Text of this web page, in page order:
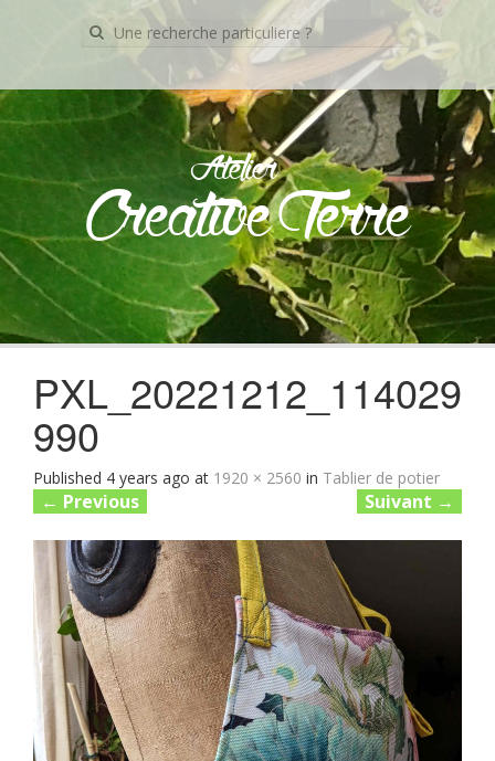
Recherche
pour:
Atelier
Creative Terre
Skip
to
PXL_20221212_114029
990
Published 4 years ago at 1920 × 2560 in Tablier de potier
← Previous Suivant →